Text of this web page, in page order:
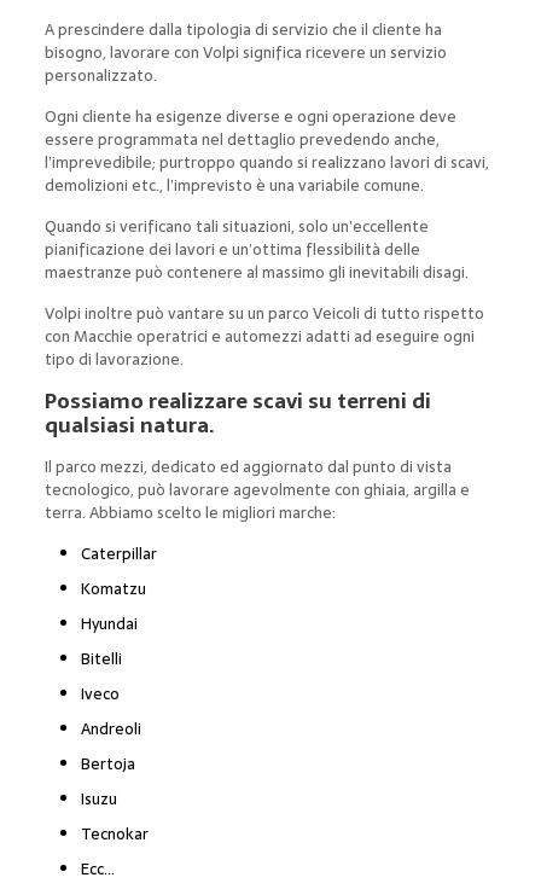
A prescindere dalla tipologia di servizio che il cliente ha
bisogno, lavorare con Volpi significa ricevere un servizio
personalizzato.
Ogni cliente ha esigenze diverse e ogni operazione deve
essere programmata nel dettaglio prevedendo anche,
l’imprevedibile; purtroppo quando si realizzano lavori di scavi,
demolizioni etc., l’imprevisto è una variabile comune.
Quando si verificano tali situazioni, solo un’eccellente
pianificazione dei lavori e un’ottima flessibilità delle
maestranze può contenere al massimo gli inevitabili disagi.
Volpi inoltre può vantare su un parco Veicoli di tutto rispetto
con Macchie operatrici e automezzi adatti ad eseguire ogni
tipo di lavorazione.
Possiamo realizzare scavi su terreni di
qualsiasi natura.
Il parco mezzi, dedicato ed aggiornato dal punto di vista
tecnologico, può lavorare agevolmente con ghiaia, argilla e
terra. Abbiamo scelto le migliori marche:
Caterpillar
Komatzu
Hyundai
Bitelli
Iveco
Andreoli
Bertoja
Isuzu
Tecnokar
Ecc…